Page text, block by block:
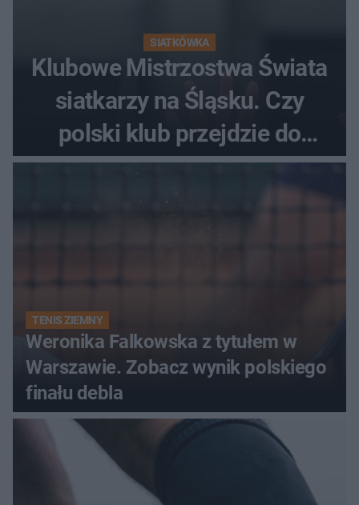
SIATKÓWKA
Klubowe Mistrzostwa Świata
siatkarzy na Śląsku. Czy
polski klub przejdzie do
historii
TENIS ZIEMNY
Weronika Falkowska z tytułem w
Warszawie. Zobacz wynik polskiego
finału debla